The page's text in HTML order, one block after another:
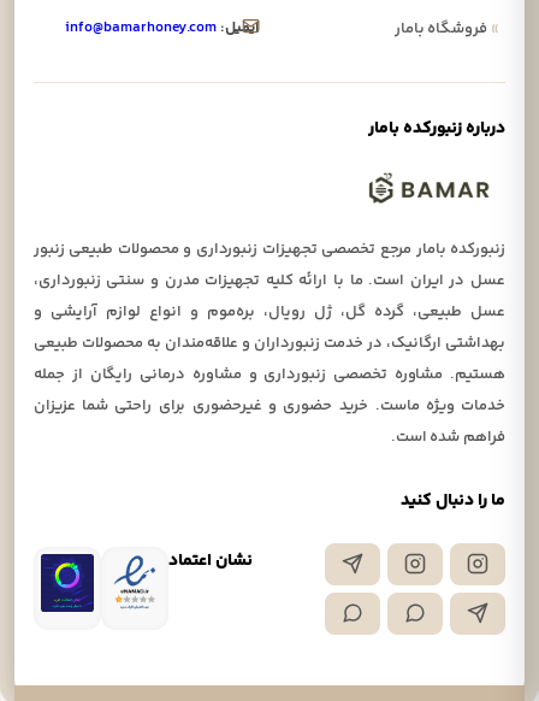
ما را دنبال کنید
نشان اعتماد
»فروشگاه بامار
ایمیل: info@bamarhoney.com
درباره زنبورکده بامار
زنبورکده بامار مرجع تخصصی تجهیزات زنبورداری و محصولات طبیعی زنبور
عسل در ایران است. ما با ارائه کلیه تجهیزات مدرن و سنتی زنبورداری،
عسل طبیعی، گرده گل، ژل رویال، بره‌موم و انواع لوازم آرایشی و
بهداشتی ارگانیک، در خدمت زنبورداران و علاقه‌مندان به محصولات طبیعی
هستیم. مشاوره تخصصی زنبورداری و مشاوره درمانی رایگان از جمله
خدمات ویژه ماست. خرید حضوری و غیرحضوری برای راحتی شما عزیزان
فراهم شده است.